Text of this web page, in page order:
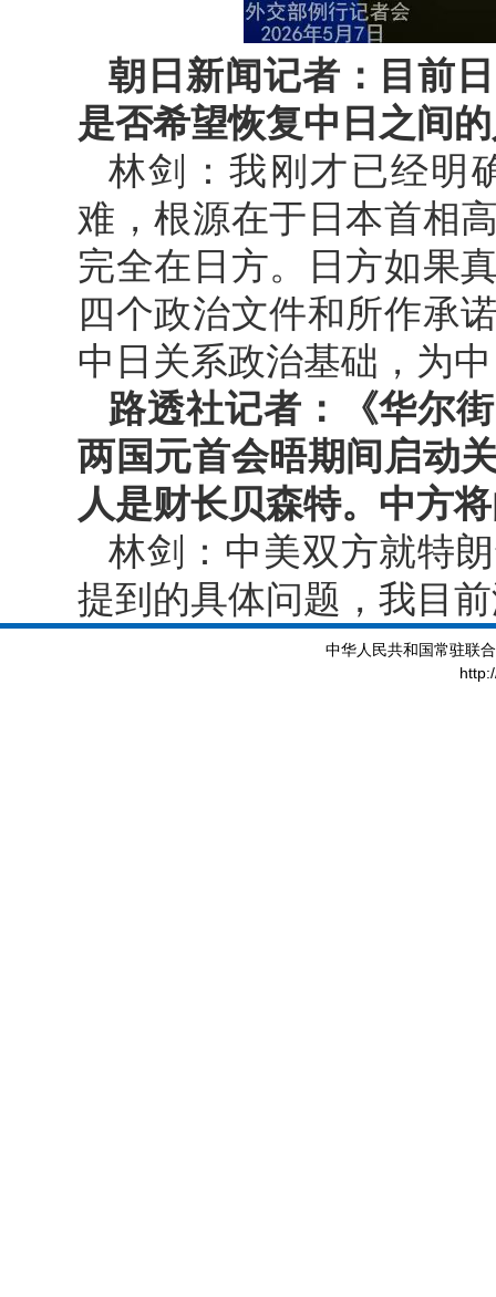
朝日新闻记者：目前
是否希望恢复中日之间
林剑：我刚才已经明
难，根源在于日本首相
完全在日方。日方如果
四个政治文件和所作承
中日关系政治基础，为
路透社记者：《华尔
两国元首会晤期间启动
人是财长贝森特。中方
林剑：中美双方就特
提到的具体问题，我目
中华人民共和国常驻联